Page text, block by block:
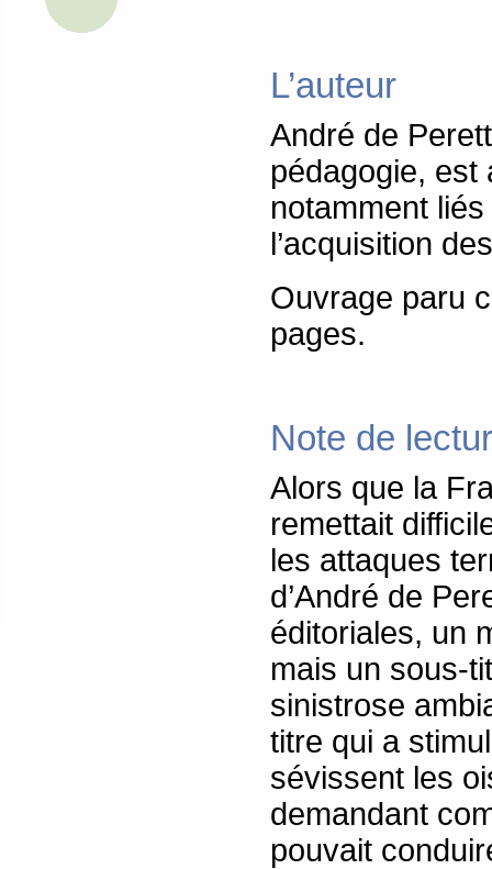
L’auteur
André de
pédagogie, est
notamment
l’acquisition
Ouvrage paru
pages.
Note de
Alors que la
remettait
les attaques
d’André de
éditoriales, un
mais un sous-
sinistrose
titre qui a
sévissent les
demandant
pouvait